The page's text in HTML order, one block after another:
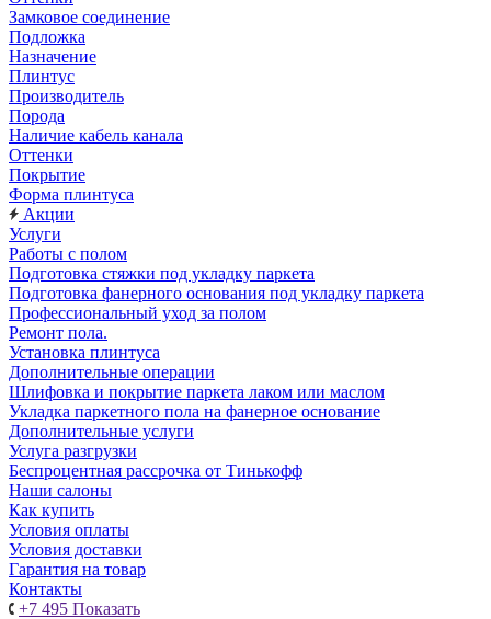
Замковое соединение
Подложка
Назначение
Плинтус
Производитель
Порода
Наличие кабель канала
Оттенки
Покрытие
Форма плинтуса
Акции
Услуги
Работы с полом
Подготовка стяжки под укладку паркета
Подготовка фанерного основания под укладку паркета
Профессиональный уход за полом
Ремонт пола.
Установка плинтуса
Дополнительные операции
Шлифовка и покрытие паркета лаком или маслом
Укладка паркетного пола на фанерное основание
Дополнительные услуги
Услуга разгрузки
Беспроцентная рассрочка от Тинькофф
Наши салоны
Как купить
Условия оплаты
Условия доставки
Гарантия на товар
Контакты
+7 495 Показать